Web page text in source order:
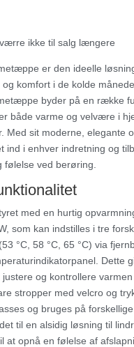
ikke til salg længere
er den ideelle
komfort i de kolde
byder på en række
både varme og velvære i
Med sit moderne, elegante
ind i enhver indretning og
ved berøring.
med en hurtig
som kan indstilles i tre
°C, 58 °C, 65 °C) via
Dette
og kontrollere
stropper med velcro og
og bruges på
til en alsidig løsning til
at opnå en følelse af